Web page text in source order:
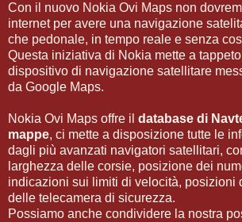
Con il nuovo Nokia Ovi Maps non
internet per avere una navigazione
che pedonale, in tempo reale e senza
Questa iniziativa di Nokia mette a
dispositivo di navigazione satellitare
da Google Maps.
Nokia Ovi Maps offre il database di
mappe, ci mette a disposizione tutte le
dagli più avanzati navigatori satellitari,
larghezza delle corsie, posizione dei
indicazioni sui limiti di velocità, posizioni
delle telecamera di sicurezza.
Possiamo anche condividere la nostra